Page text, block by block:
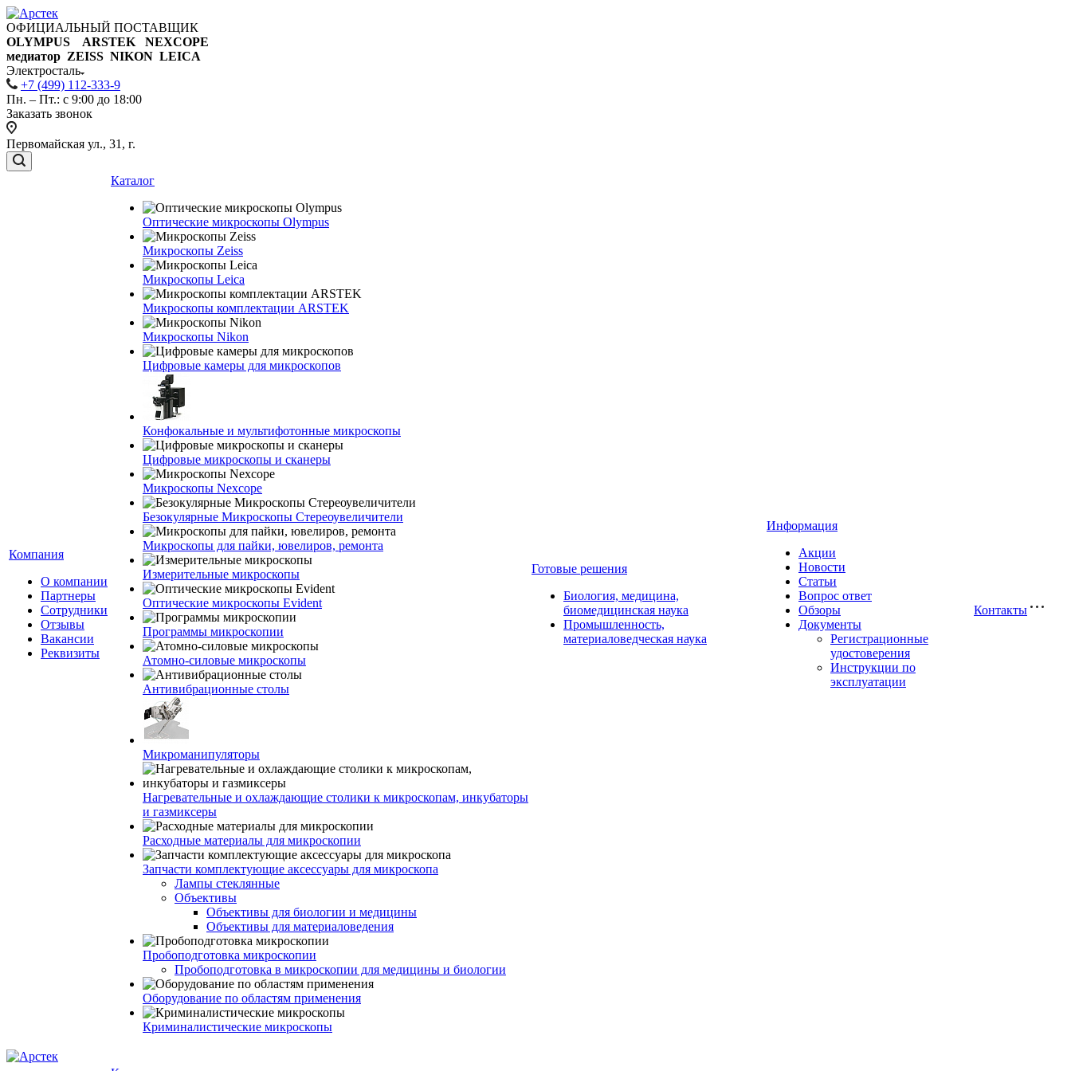
ОФИЦИАЛЬНЫЙ ПОСТАВЩИК
OLYMPUS ARSTEK NEXCOPE
медиатор ZEISS NIKON LEICA
Электросталь
+7 (499) 112-333-9
Пн. – Пт.: с 9:00 до 18:00
Заказать звонок
Первомайская ул., 31, г.
Компания
О компании
Партнеры
Сотрудники
Отзывы
Вакансии
Реквизиты
Каталог
Оптические микроскопы Olympus
Микроскопы Zeiss
Микроскопы Leica
Микроскопы комплектации ARSTEK
Микроскопы Nikon
Цифровые камеры для микроскопов
Конфокальные и мультифотонные микроскопы
Цифровые микроскопы и сканеры
Микроскопы Nexcope
Безокулярные Микроскопы Стереоувеличители
Микроскопы для пайки, ювелиров, ремонта
Измерительные микроскопы
Оптические микроскопы Evident
Программы микроскопии
Атомно-силовые микроскопы
Антивибрационные столы
Микроманипуляторы
Нагревательные и охлаждающие столики к микроскопам, инкубаторы
и газмиксеры
Расходные материалы для микроскопии
Запчасти комплектующие аксессуары для микроскопа
Лампы стеклянные
Объективы
Объективы для биологии и медицины
Объективы для материаловедения
Пробоподготовка микроскопии
Пробоподготовка в микроскопии для медицины и биологии
Оборудование по областям применения
Криминалистические микроскопы
Готовые решения
Биология, медицина,
биомедицинская наука
Промышленность,
материаловедческая наука
Информация
Акции
Новости
Статьи
Вопрос ответ
Обзоры
Документы
Регистрационные
удостоверения
Инструкции по
эксплуатации
Контакты